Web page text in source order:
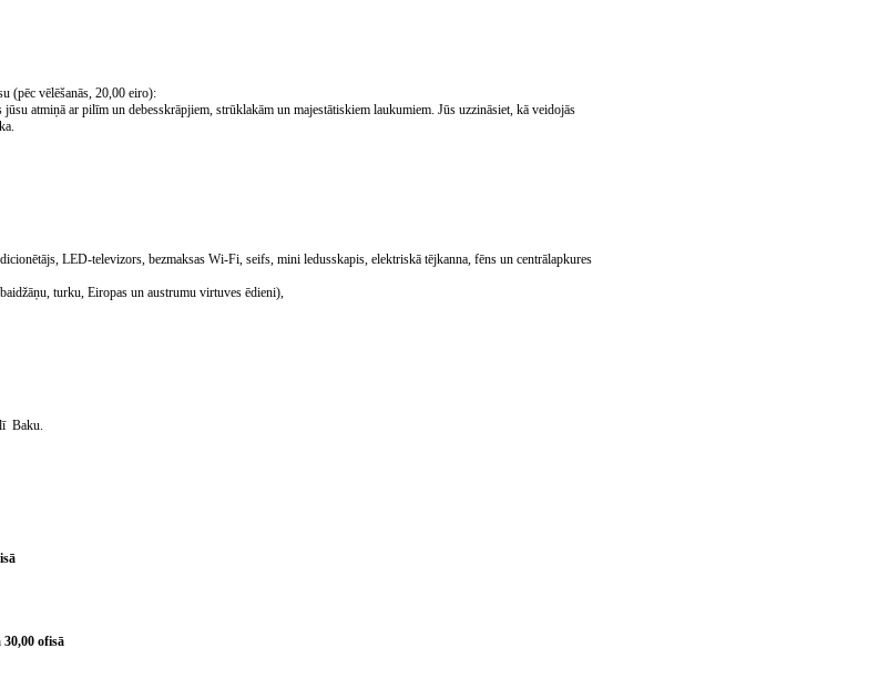
(pēc vēlēšanās, 20,00 eiro):
atmiņā ar pilīm un debesskrāpjiem, strūklakām un majestātiskiem laukumiem. Jūs uzzināsiet, kā veidojās
LED-televizors, bezmaksas Wi-Fi, seifs, mini ledusskapis, elektriskā tējkanna, fēns un centrālapkures
turku, Eiropas un austrumu virtuves ēdieni),
Baku.
ofisā